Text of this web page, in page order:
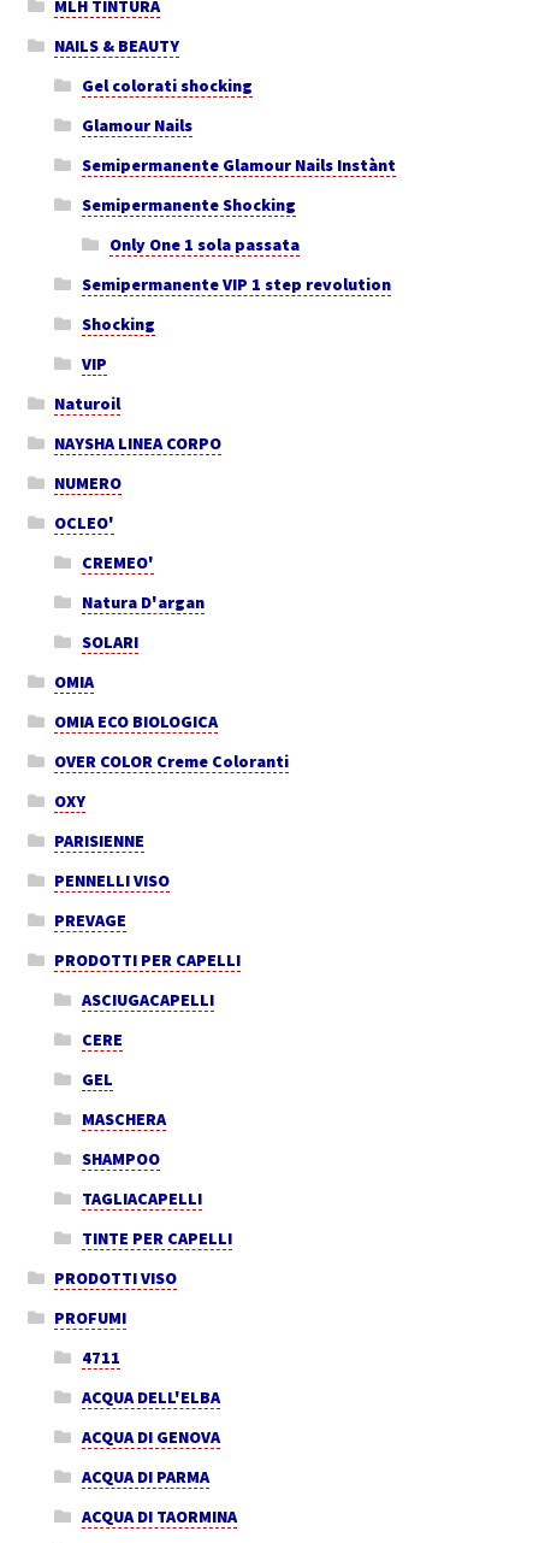
MLH TINTURA
NAILS & BEAUTY
Gel colorati shocking
Glamour Nails
Semipermanente Glamour Nails Instànt
Semipermanente Shocking
Only One 1 sola passata
Semipermanente VIP 1 step revolution
Shocking
VIP
Naturoil
NAYSHA LINEA CORPO
NUMERO
OCLEO'
CREMEO'
Natura D'argan
SOLARI
OMIA
OMIA ECO BIOLOGICA
OVER COLOR Creme Coloranti
OXY
PARISIENNE
PENNELLI VISO
PREVAGE
PRODOTTI PER CAPELLI
ASCIUGACAPELLI
CERE
GEL
MASCHERA
SHAMPOO
TAGLIACAPELLI
TINTE PER CAPELLI
PRODOTTI VISO
PROFUMI
4711
ACQUA DELL'ELBA
ACQUA DI GENOVA
ACQUA DI PARMA
ACQUA DI TAORMINA